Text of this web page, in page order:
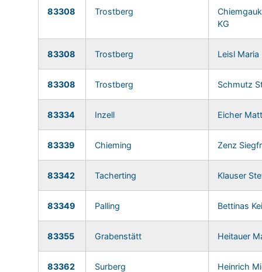
83308 Trostberg
KG
83308 Trostberg Leisl Maria
83308 Trostberg Schmutz
83334 Inzell Eicher
83339 Chieming Zenz
83342 Tacherting Klauser
83349 Palling Bettinas
83355 Grabenstätt Heitauer
83362 Surberg Heinrich